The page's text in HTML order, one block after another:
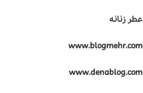
عطر زنانه
www.blogmehr.com
www.denablog.com